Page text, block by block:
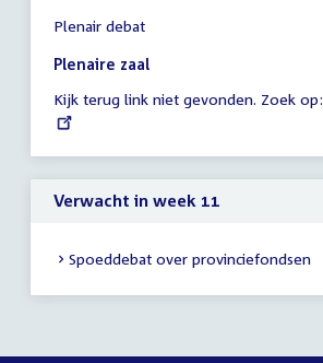
vergadering
17:00
17:00
uur
Plenair debat
Plenaire zaal
Kijk terug link niet gevonden. Zoek op:
Verwacht in week 11
Spoeddebat over provinciefondsen